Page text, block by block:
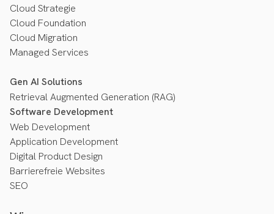
Cloud Strategie
Cloud Foundation
Cloud Migration
Managed Services
Gen AI Solutions
Retrieval Augmented Generation (RAG)
Software Development
Web Development
Application Development
Digital Product Design
Barrierefreie Websites
SEO